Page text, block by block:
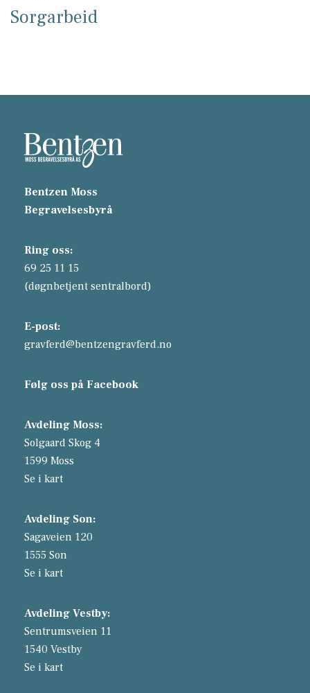
Sorgarbeid
Bentzen Moss
Begravelsesbyrå
Ring oss:
69 25 11 15
(døgnbetjent sentralbord)
E-post:
gravferd@bentzengravferd.no
Følg oss på Facebook
Avdeling Moss:
Solgaard Skog 4
1599 Moss
Se i kart
Avdeling Son:
Sagaveien 120
1555 Son
Se i kart
Avdeling Vestby:
Sentrumsveien 11
1540 Vestby
Se i kart